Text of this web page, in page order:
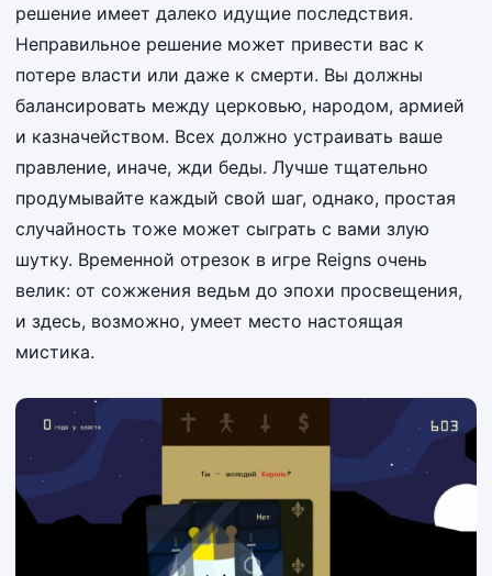
решение имеет далеко идущие последствия.
Неправильное решение может привести вас к
потере власти или даже к смерти. Вы должны
балансировать между церковью, народом, армией
и казначейством. Всех должно устраивать ваше
правление, иначе, жди беды. Лучше тщательно
продумывайте каждый свой шаг, однако, простая
случайность тоже может сыграть с вами злую
шутку. Временной отрезок в игре Reigns очень
велик: от сожжения ведьм до эпохи просвещения,
и здесь, возможно, умеет место настоящая
мистика.